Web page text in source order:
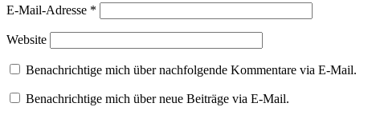
E-Mail-Adresse *
Website
Benachrichtige mich über nachfolgende Kommentare via E-Mail.
Benachrichtige mich über neue Beiträge via E-Mail.